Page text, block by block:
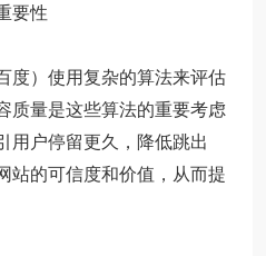
要性
）使用复杂的算法来评估
质量是这些算法的重要考虑
用户停留更久，降低跳出
站的可信度和价值，从而提